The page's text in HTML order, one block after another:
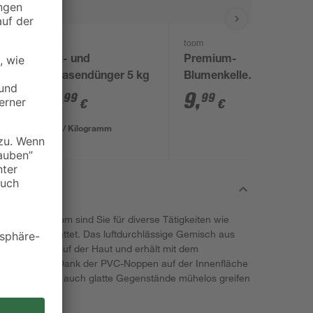
Start- und
Rollrasendünger 5 kg
99 €
3,80 € / Kilogramm
toom
Premium-
Blumenkelle
Carbonstahl 39 cm
9,99 €
Grip von toom sind Sie für diverse Tätigkeiten wie
ausgestattet. Das luftdurchlässige Gemisch aus
angenehm auf der Haut und erhält mit dem
Halt. Dank der PVC-Noppen auf der Innenfläche
und können auch glatte Gegenstände mühelos greifen